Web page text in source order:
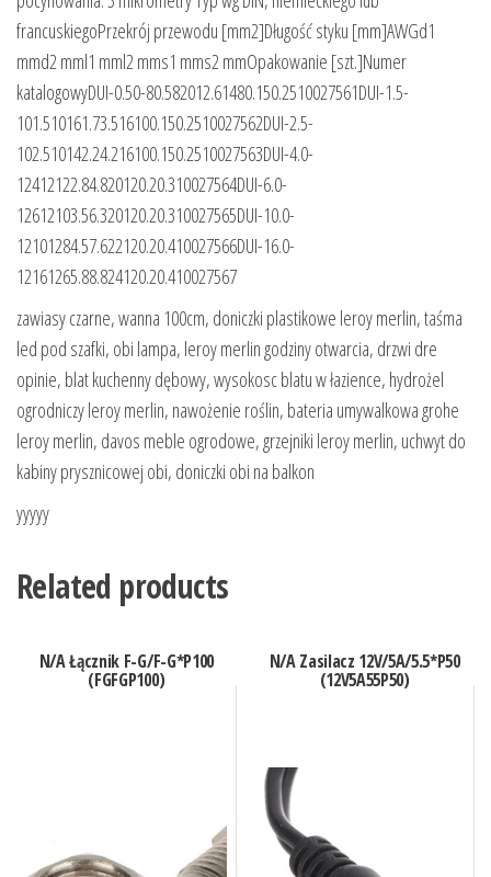
francuskiegoPrzekrój przewodu [mm2]Długość styku [mm]AWGd1
mmd2 mml1 mml2 mms1 mms2 mmOpakowanie [szt.]Numer
katalogowyDUI-0.50-80.582012.61480.150.2510027561DUI-1.5-
101.510161.73.516100.150.2510027562DUI-2.5-
102.510142.24.216100.150.2510027563DUI-4.0-
12412122.84.820120.20.310027564DUI-6.0-
12612103.56.320120.20.310027565DUI-10.0-
12101284.57.622120.20.410027566DUI-16.0-
12161265.88.824120.20.410027567
zawiasy czarne, wanna 100cm, doniczki plastikowe leroy merlin, taśma
led pod szafki, obi lampa, leroy merlin godziny otwarcia, drzwi dre
opinie, blat kuchenny dębowy, wysokosc blatu w łazience, hydrożel
ogrodniczy leroy merlin, nawożenie roślin, bateria umywalkowa grohe
leroy merlin, davos meble ogrodowe, grzejniki leroy merlin, uchwyt do
kabiny prysznicowej obi, doniczki obi na balkon
yyyyy
Related products
N/A Łącznik F-G/F-G*P100
(FGFGP100)
N/A Zasilacz 12V/5A/5.5*P50
(12V5A55P50)